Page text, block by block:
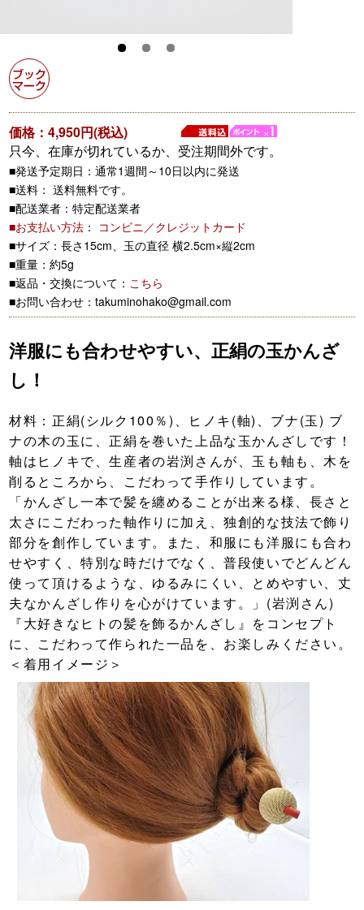
価格：4,950円(税込)
只今、在庫が切れているか、受注期間外です。
■発送予定期日：通常1週間～10日以内に発送
■送料： 送料無料です。
■配送業者：特定配送業者
■お支払い方法 ： コンビニ／クレジットカード
■サイズ：長さ15cm、玉の直径 横2.5cm×縦2cm
■重量：約5g
■返品・交換について： こちら
■お問い合わせ：takuminohako@gmail.com
洋服にも合わせやすい、正絹の玉かんざ
し！
材料：正絹(シルク100％)、ヒノキ(軸)、ブナ(玉) ブ
ナの木の玉に、正絹を巻いた上品な玉かんざしです！
軸はヒノキで、生産者の岩渕さんが、玉も軸も、木を
削るところから、こだわって手作りしています。
「かんざし一本で髪を纏めることが出来る様、長さと
太さにこだわった軸作りに加え、独創的な技法で飾り
部分を創作しています。また、和服にも洋服にも合わ
せやすく、特別な時だけでなく、普段使いでどんどん
使って頂けるような、ゆるみにくい、とめやすい、丈
夫なかんざし作りを心がけています。」(岩渕さん)
『大好きなヒトの髪を飾るかんざし』をコンセプト
に、こだわって作られた一品を、お楽しみください。
＜着用イメージ＞